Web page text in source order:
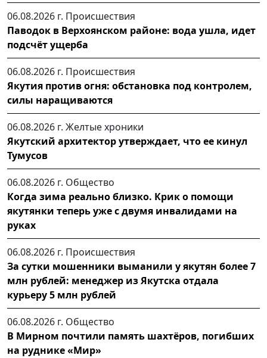
06.08.2026 г. Происшествия
Паводок в Верхоянском районе: вода ушла, идет
подсчёт ущерба
06.08.2026 г. Происшествия
Якутия против огня: обстановка под контролем,
силы наращиваются
06.08.2026 г. Желтые хроники
Якутский архитектор утверждает, что ее кинул
Тумусов
06.08.2026 г. Общество
Когда зима реально близко. Крик о помощи
якутянки теперь уже с двумя инвалидами на
руках
06.08.2026 г. Происшествия
За сутки мошенники выманили у якутян более 7
млн рублей: менеджер из Якутска отдала
курьеру 5 млн рублей
06.08.2026 г. Общество
В Мирном почтили память шахтёров, погибших
на руднике «Мир»